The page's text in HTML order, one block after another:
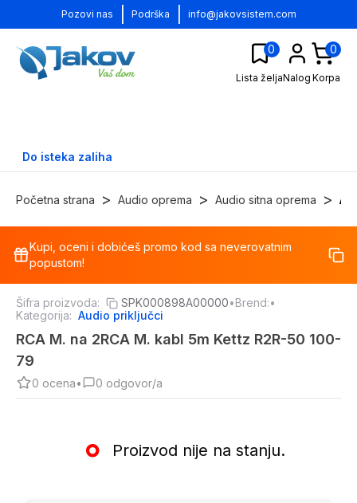
Pozovi nas Podrška info@jakovsistem.com
0
Lista željaNalog
0
Korpa
Do isteka zaliha
Početna strana > Audio oprema > Audio sitna oprema >
%
Kupi, oceni i dobićeš promo kod sa neverovatnim
popustom!
Šifra proizvoda: SPK000898A00000•Brend:•
Kategorija: Audio priključci
RCA M. na 2RCA M. kabl 5m Kettz R2R-50 100-
79
0 ocena• 0 odgovor/a
Proizvod nije na stanju.